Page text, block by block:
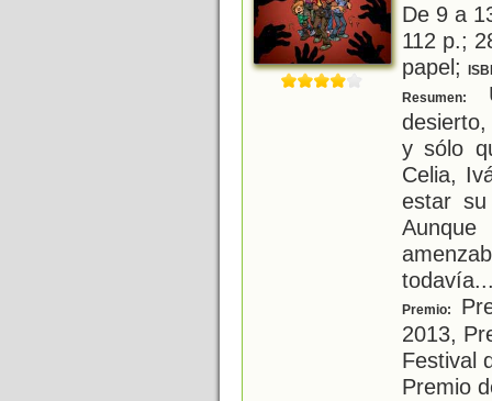
De 9 a
112 p.;
papel;
Resumen:
y sólo
Celia,
estar
Premio:
2013,
Festival
Premio